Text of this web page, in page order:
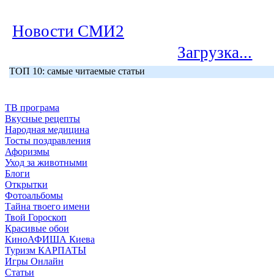
Новости СМИ2
Загрузка...
ТОП 10: самые читаемые статьи
ТВ програма
Вкусные рецепты
Народная медицина
Тосты поздравления
Афоризмы
Уход за животными
Блоги
Открытки
Фотоальбомы
Тайна твоего имени
Твой Гороскоп
Красивые обои
КиноАФИША Киева
Туризм КАРПАТЫ
Игры Онлайн
Статьи